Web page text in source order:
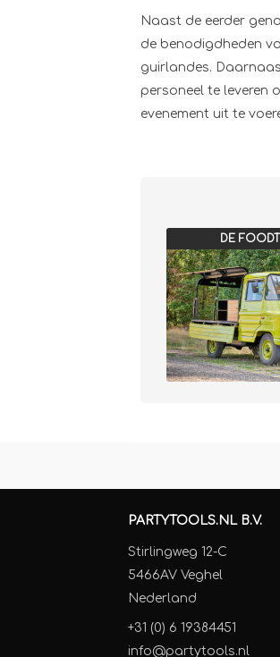
Naast de eerder
de benodigdheden
guirlandes.
personeel te leveren
evenement uit te
DE
PARTYTOOLS.NL B.V.
Stirlingweg 12-C
5466AV Veghel
Nederland
+31 (0) 6 19384451
info@partytools.nl